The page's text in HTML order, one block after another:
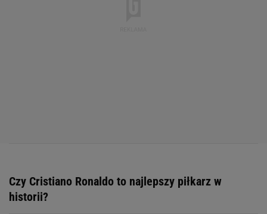
Czy Cristiano Ronaldo to najlepszy piłkarz w
historii?